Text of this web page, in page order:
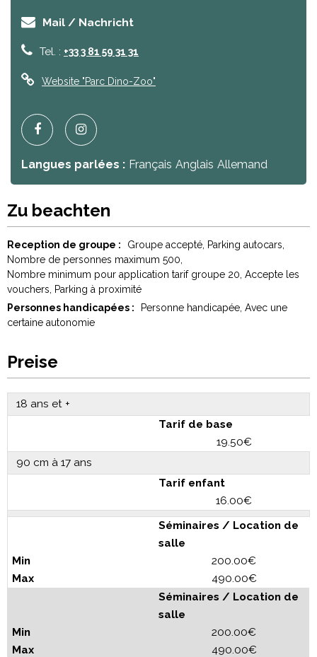
Mail / Nachricht
Tel. : +33 3 81 59 31 31
Website "Parc Dino-Zoo"
Langues parlées : Français Anglais Allemand
Zu beachten
Reception de groupe : Groupe accepté Parking autocars
Nombre de personnes maximum 500
Nombre minimum pour application tarif groupe 20 Accepte les
vouchers
Parking à proximité
Personnes handicapées :
Personne handicapée Avec une
certaine autonomie
Preise
18 ans et +
Tarif de base
19.50€
90 cm à 17 ans
Tarif enfant
16.00€
Séminaires / Location de
salle
200.00€
490.00€
Séminaires / Location de
salle
200.00€
490.00€